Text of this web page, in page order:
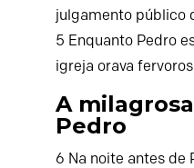
julgamento público
5 Enquanto Pedro
igreja orava
A
Pedro
6 Na noite antes de